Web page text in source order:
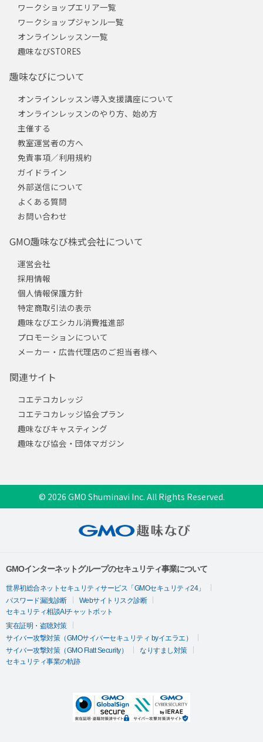
ワークショップエリア一覧
ワークショップジャンル一覧
オンラインレッスン一覧
趣味なびSTORES
趣味なびについて
オンラインレッスン導入支援講座について
オンラインレッスンのやり方、始め方
主催する
教室運営者の方へ
免責事項／利用規約
ガイドライン
外部送信について
よくある質問
お問い合わせ
GMO趣味なび株式会社について
運営会社
採用情報
個人情報保護方針
特定商取引法の表示
趣味なびエシカル消費推進部
プロモーションについて
メーカー・広告代理店のご担当者様へ
関連サイト
コエテコカレッジ
コエテコカレッジ協会プラン
趣味なびキャスティング
趣味なび協会・団体マガジン
© 2026 GMO Shuminavi Inc. All Rights Reserved.